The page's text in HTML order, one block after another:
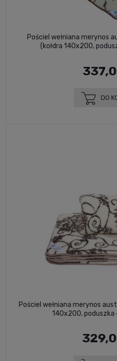
Pościel wełniana merynos
(kołdra 140x200,
DO
Pościel wełniana merynos
140x200,